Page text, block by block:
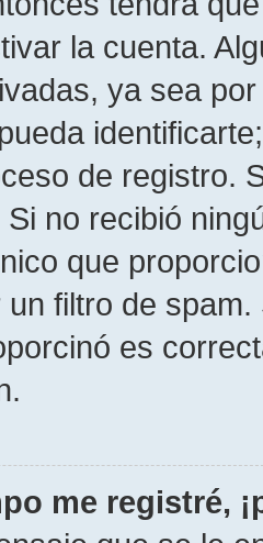
la cuenta.
ya sea
de registro.
no recibió
que
filtro de
es
me registré,